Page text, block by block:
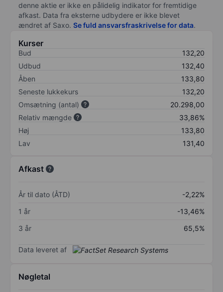
denne aktie er ikke en pålidelig indikator for fremtidige
afkast. Data fra eksterne udbydere er ikke blevet
ændret af Saxo. Se fuld ansvarsfraskrivelse for data.
Kurser
Bud
132,20
Udbud
132,40
Åben
133,80
Seneste lukkekurs
132,20
Omsætning (antal)
20.298,00
Relativ mængde
33,86%
Høj
133,80
Lav
131,40
Afkast
År til dato (ÅTD)
-2,22%
1 år
-13,46%
3 år
65,5%
Data leveret af
Nøgletal